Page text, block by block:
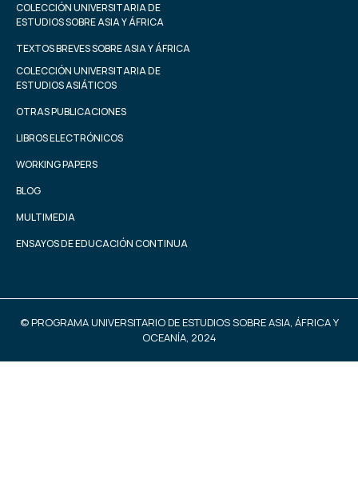
COLECCIÓN UNIVERSITARIA DE
ESTUDIOS SOBRE ASIA Y ÁFRICA
TEXTOS BREVES SOBRE ASIA Y ÁFRICA
COLECCIÓN UNIVERSITARIA DE
ESTUDIOS ASIÁTICOS
OTRAS PUBLICACIONES
LIBROS ELECTRÓNICOS
WORKING PAPERS
BLOG
MULTIMEDIA
ENSAYOS DE EDUCACIÓN CONTINUA
© PROGRAMA UNIVERSITARIO DE ESTUDIOS SOBRE ASIA, ÁFRICA Y
OCEANÍA, 2024